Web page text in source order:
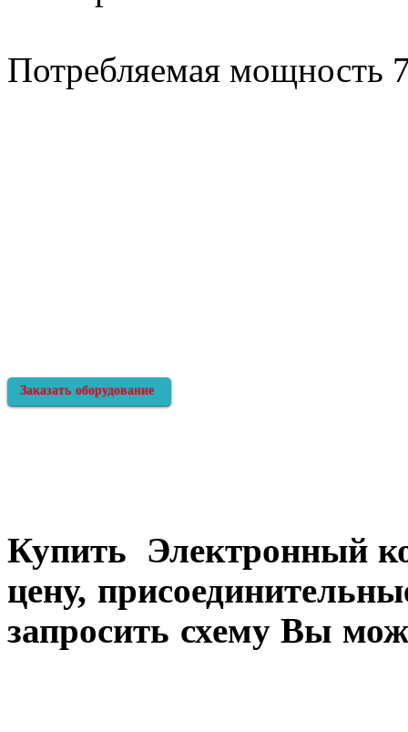
Потребляемая мощность
Заказать оборудование
Купить Электронный
цену,
запросить схему Вы